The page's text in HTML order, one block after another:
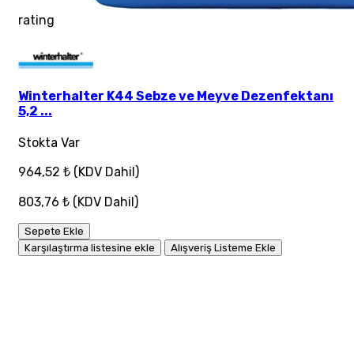
rating
Winterhalter K44 Sebze ve Meyve Dezenfektanı
5,2 ...
Stokta Var
964,52 ₺ (KDV Dahil)
803,76 ₺ (KDV Dahil)
Sepete Ekle
Karşılaştırma listesine ekle
Alışveriş Listeme Ekle